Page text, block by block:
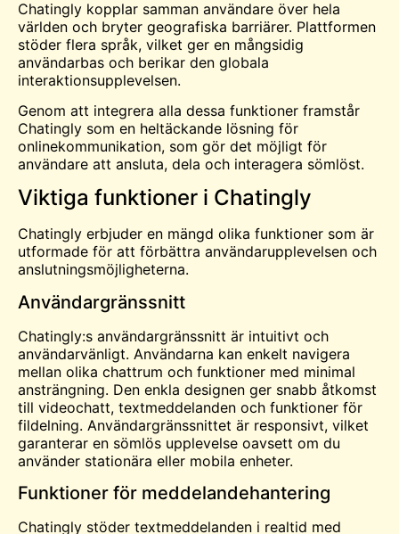
Chatingly kopplar samman användare över hela
världen och bryter geografiska barriärer. Plattformen
stöder flera språk, vilket ger en mångsidig
användarbas och berikar den globala
interaktionsupplevelsen.
Genom att integrera alla dessa funktioner framstår
Chatingly som en heltäckande lösning för
onlinekommunikation, som gör det möjligt för
användare att ansluta, dela och interagera sömlöst.
Viktiga funktioner i Chatingly
Chatingly erbjuder en mängd olika funktioner som är
utformade för att förbättra användarupplevelsen och
anslutningsmöjligheterna.
Användargränssnitt
Chatingly:s användargränssnitt är intuitivt och
användarvänligt. Användarna kan enkelt navigera
mellan olika chattrum och funktioner med minimal
ansträngning. Den enkla designen ger snabb åtkomst
till videochatt, textmeddelanden och funktioner för
fildelning. Användargränssnittet är responsivt, vilket
garanterar en sömlös upplevelse oavsett om du
använder stationära eller mobila enheter.
Funktioner för meddelandehantering
Chatingly stöder textmeddelanden i realtid med